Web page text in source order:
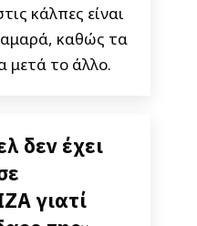
κάλπες είναι
καθώς τα
μετά το άλλο.
δεν έχει
γιατί